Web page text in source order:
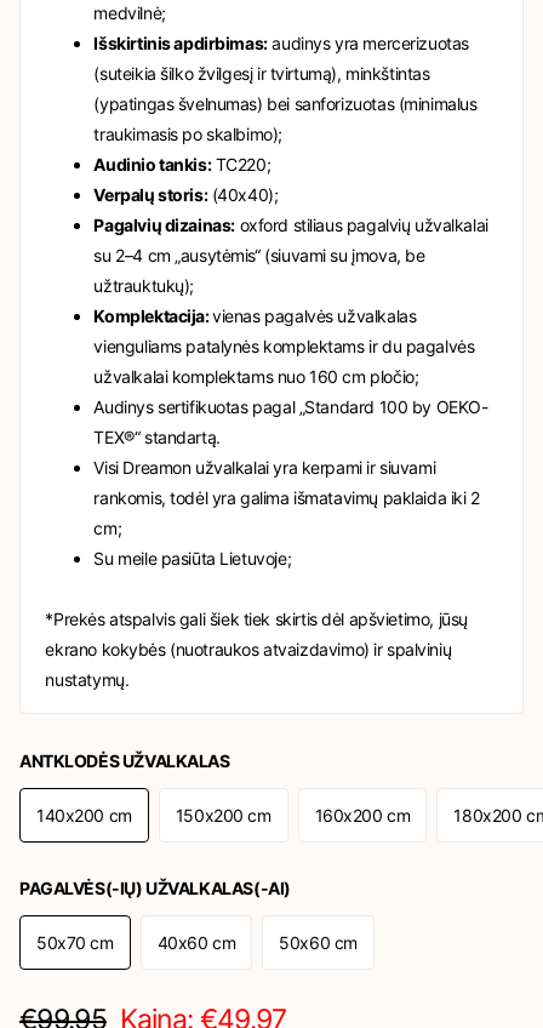
medvilnė;
Išskirtinis apdirbimas:audinys yra mercerizuotas
(suteikia šilko žvilgesį ir tvirtumą), minkštintas
(ypatingas švelnumas) bei sanforizuotas (minimalus
traukimasis po skalbimo);
Audinio tankis:TC220;
Verpalų storis:(40x40);
Pagalvių dizainas:oxford stiliaus pagalvių užvalkalai
su 2–4 cm „ausytėmis“ (siuvami su įmova, be
užtrauktukų);
Komplektacija:vienas pagalvės užvalkalas
vienguliams patalynės komplektams ir du pagalvės
užvalkalai komplektams nuo 160 cm pločio;
Audinys sertifikuotas pagal „Standard 100 by OEKO-
TEX®“ standartą.
Visi Dreamon užvalkalai yra kerpami ir siuvami
rankomis, todėl yra galima išmatavimų paklaida iki 2
cm;
Su meile pasiūta Lietuvoje;
*Prekės atspalvis gali šiek tiek skirtis dėl apšvietimo, jūsų
ekrano kokybės (nuotraukos atvaizdavimo) ir spalvinių
nustatymų.
ANTKLODĖS UŽVALKALAS
140x200 cm 150x200 cm 160x200 cm 180x200
PAGALVĖS(-IŲ) UŽVALKALAS(-AI)
50x70 cm 40x60 cm 50x60 cm
€99.95 Kaina: €49.97